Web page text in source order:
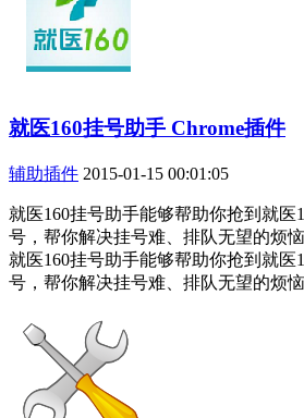
就医160挂号助手 Chrome插件
辅助插件 2015-01-15 00:01:05
就医160挂号助手能够帮助你抢到就医
号，帮你解决挂号难、排队无望的烦恼
就医160挂号助手能够帮助你抢到就医
号，帮你解决挂号难、排队无望的烦恼